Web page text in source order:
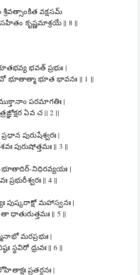
వక్షసమ్
కృష్ణమాశ్రయే || 8 ||
భవత్ ప్రభుః |
భూతాత్మా భూత భావనః || 1 ||
పరమాగతిః |
ఏవ చ || 2 ||
పురుషేశ్వరః |
పురుషోత్తమః || 3 ||
భూతాదిర్-నిధిరవ్యయః |
|| 4 ||
పుష్కరాక్షో మహాస్వనః |
|| 5 ||
మరప్రభుః |
స్థవిరో ధ్రువః || 6 ||
ప్రతర్దనః |